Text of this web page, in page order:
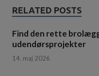
RELATED POSTS
Find den rette
udendørsprojekter
14. maj 2026